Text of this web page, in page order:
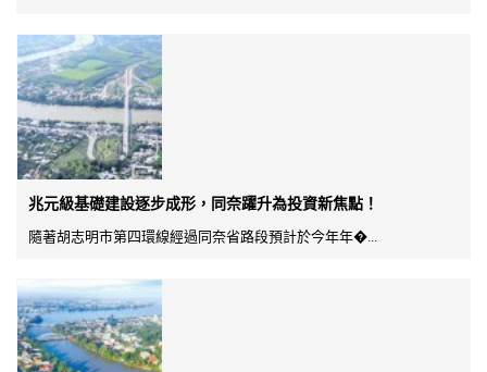
兆元級基礎建設逐步成形，同奈躍升為投資新焦點！
隨著胡志明市第四環線經過同奈省路段預計於今年年�...